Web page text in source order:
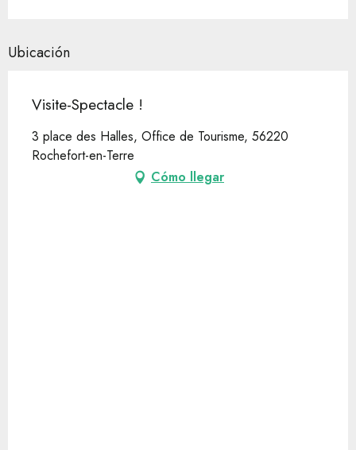
Ubicación
Visite-Spectacle !
3 place des Halles, Office de Tourisme, 56220
Rochefort-en-Terre
Cómo llegar